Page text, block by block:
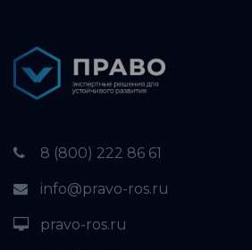
8 (800) 222 86 61
info@pravo-ros.ru
pravo-ros.ru